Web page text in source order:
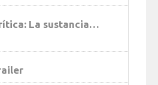
La sustancia…